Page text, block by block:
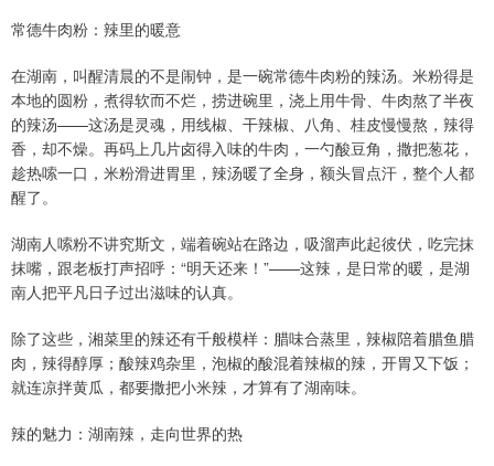
常德牛肉粉：辣里的暖意
在湖南，叫醒清晨的不是闹钟，是一碗常德牛肉粉的辣汤。米粉得是
本地的圆粉，煮得软而不烂，捞进碗里，浇上用牛骨、牛肉熬了半夜
的辣汤——这汤是灵魂，用线椒、干辣椒、八角、桂皮慢慢熬，辣得
香，却不燥。再码上几片卤得入味的牛肉，一勺酸豆角，撒把葱花，
趁热嗦一口，米粉滑进胃里，辣汤暖了全身，额头冒点汗，整个人都
醒了。
湖南人嗦粉不讲究斯文，端着碗站在路边，吸溜声此起彼伏，吃完抹
抹嘴，跟老板打声招呼：“明天还来！”——这辣，是日常的暖，是湖
南人把平凡日子过出滋味的认真。
除了这些，湘菜里的辣还有千般模样：腊味合蒸里，辣椒陪着腊鱼腊
肉，辣得醇厚；酸辣鸡杂里，泡椒的酸混着辣椒的辣，开胃又下饭；
就连凉拌黄瓜，都要撒把小米辣，才算有了湖南味。
辣的魅力：湖南辣，走向世界的热